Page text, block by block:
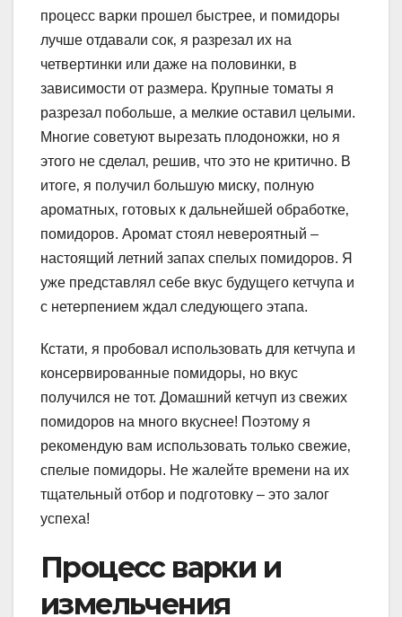
процесс варки прошел быстрее‚ и помидоры
лучше отдавали сок‚ я разрезал их на
четвертинки или даже на половинки‚ в
зависимости от размера. Крупные томаты я
разрезал побольше‚ а мелкие оставил целыми.
Многие советуют вырезать плодоножки‚ но я
этого не сделал‚ решив‚ что это не критично. В
итоге‚ я получил большую миску‚ полную
ароматных‚ готовых к дальнейшей обработке‚
помидоров. Аромат стоял невероятный –
настоящий летний запах спелых помидоров. Я
уже представлял себе вкус будущего кетчупа и
с нетерпением ждал следующего этапа.
Кстати‚ я пробовал использовать для кетчупа и
консервированные помидоры‚ но вкус
получился не тот. Домашний кетчуп из свежих
помидоров на много вкуснее! Поэтому я
рекомендую вам использовать только свежие‚
спелые помидоры. Не жалейте времени на их
тщательный отбор и подготовку – это залог
успеха!
Процесс варки и
измельчения